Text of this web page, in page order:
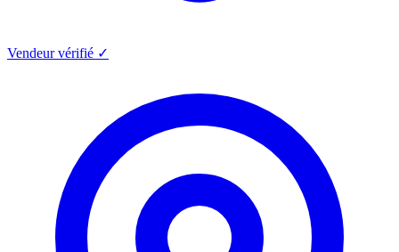
Vendeur vérifié ✓